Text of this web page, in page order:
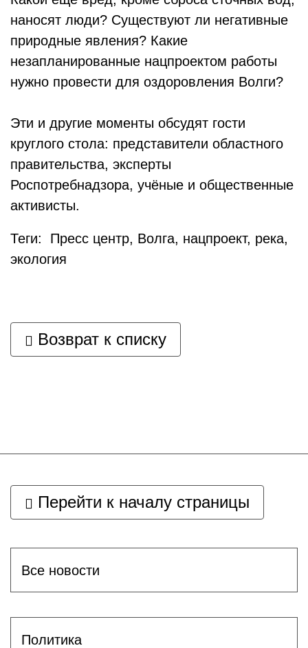
наносят люди? Существуют ли негативные
природные явления? Какие
незапланированные нацпроектом работы
нужно провести для оздоровления Волги?
Эти и другие моменты обсудят гости
круглого стола: представители областного
правительства, эксперты
Роспотребнадзора, учёные и общественные
активисты.
Теги: Пресс центр, Волга, нацпроект, река,
экология
Возврат к списку
Перейти к началу страницы
Все новости
Политика